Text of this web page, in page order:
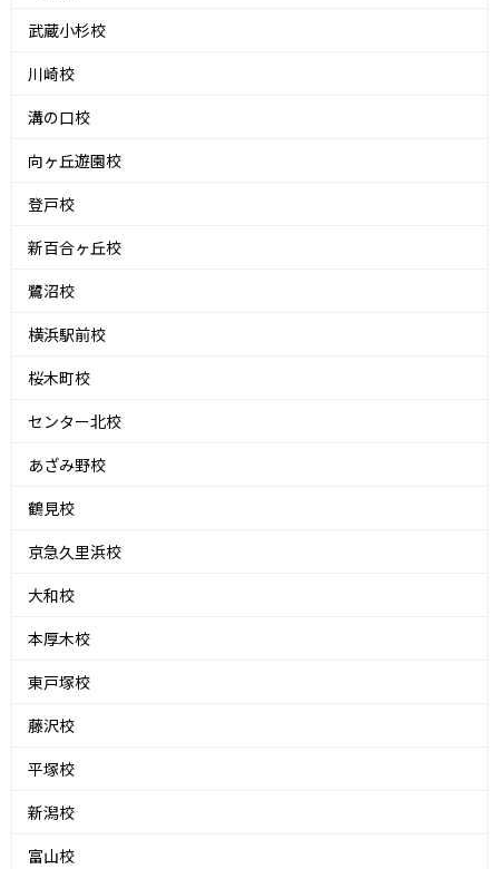
武蔵小杉校
川崎校
溝の口校
向ヶ丘遊園校
登戸校
新百合ヶ丘校
鷺沼校
横浜駅前校
桜木町校
センター北校
あざみ野校
鶴見校
京急久里浜校
大和校
本厚木校
東戸塚校
藤沢校
平塚校
新潟校
富山校